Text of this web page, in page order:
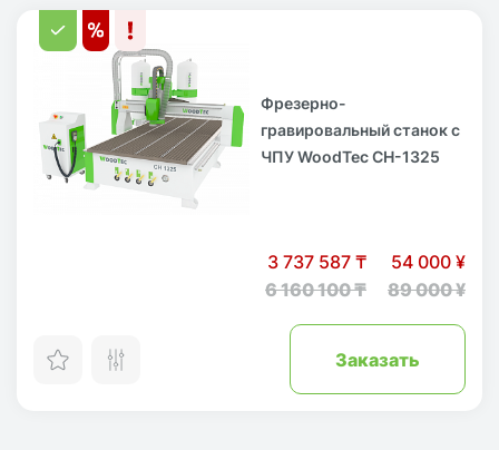
Фрезерно-
гравировальный станок с
ЧПУ WoodTec CH-1325
3 737 587 ₸
6 160 100 ₸
54 000 ¥
89 000 ¥
Заказать